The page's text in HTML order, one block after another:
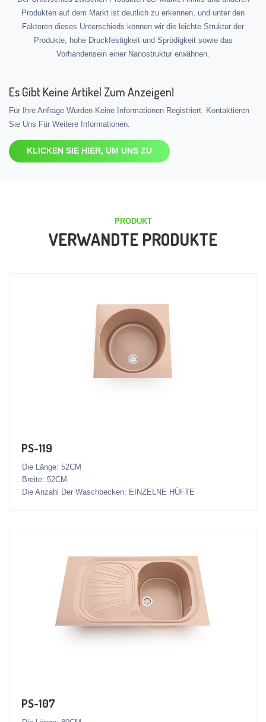
Produkten auf dem Markt ist deutlich zu erkennen, und unter den
Faktoren dieses Unterschieds können wir die leichte Struktur der
Produkte, hohe Druckfestigkeit und Sprödigkeit sowie das
Vorhandensein einer Nanostruktur erwähnen.
Es Gibt Keine Artikel Zum Anzeigen!
Für Ihre Anfrage Wurden Keine Informationen Registriert. Kontaktieren
Sie Uns Für Weitere Informationen.
KLICKEN SIE HIER, UM UNS ZU
PRODUKT
VERWANDTE PRODUKTE
PS-119
Die Länge: 52CM
Breite: 52CM
Die Anzahl Der Waschbecken: EINZELNE HÜFTE
PS-107